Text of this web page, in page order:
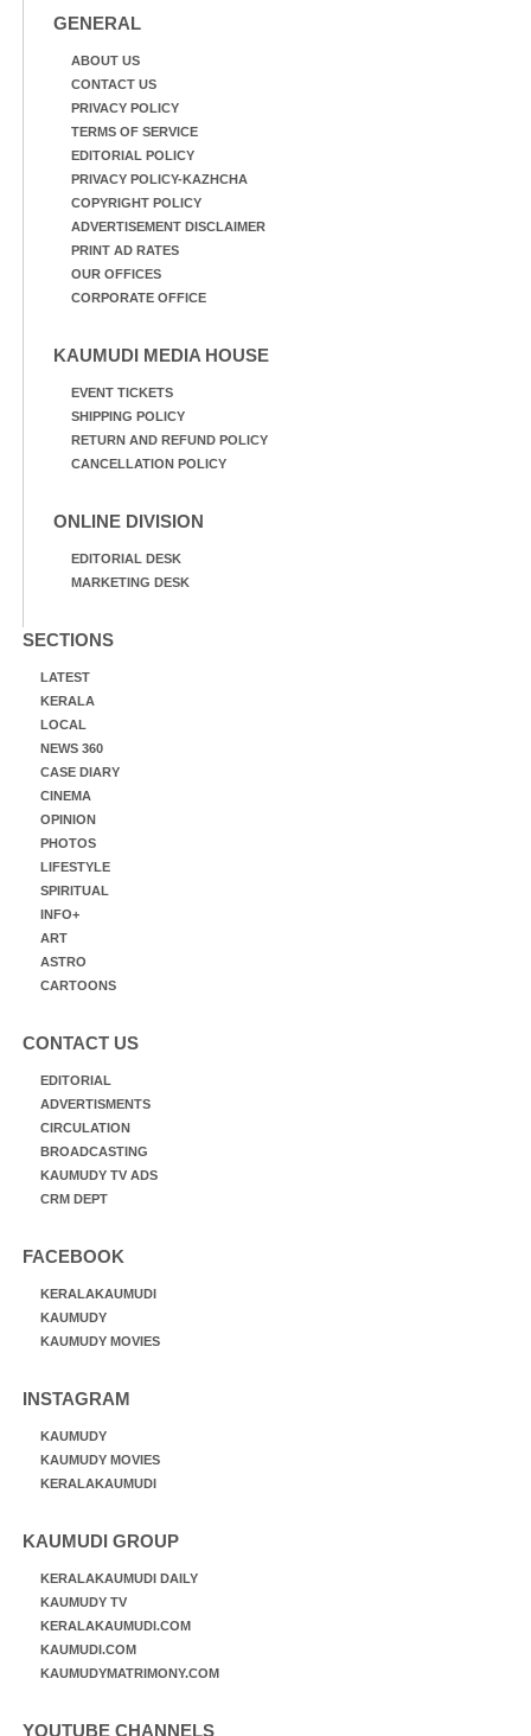
GENERAL
ABOUT US
CONTACT US
PRIVACY POLICY
TERMS OF SERVICE
EDITORIAL POLICY
PRIVACY POLICY-KAZHCHA
COPYRIGHT POLICY
ADVERTISEMENT DISCLAIMER
PRINT AD RATES
OUR OFFICES
CORPORATE OFFICE
KAUMUDI MEDIA HOUSE
EVENT TICKETS
SHIPPING POLICY
RETURN AND REFUND POLICY
CANCELLATION POLICY
ONLINE DIVISION
EDITORIAL DESK
MARKETING DESK
SECTIONS
LATEST
KERALA
LOCAL
NEWS 360
CASE DIARY
CINEMA
OPINION
PHOTOS
LIFESTYLE
SPIRITUAL
INFO+
ART
ASTRO
CARTOONS
CONTACT US
EDITORIAL
ADVERTISMENTS
CIRCULATION
BROADCASTING
KAUMUDY TV ADS
CRM DEPT
FACEBOOK
KERALAKAUMUDI
KAUMUDY
KAUMUDY MOVIES
INSTAGRAM
KAUMUDY
KAUMUDY MOVIES
KERALAKAUMUDI
KAUMUDI GROUP
KERALAKAUMUDI DAILY
KAUMUDY TV
KERALAKAUMUDI.COM
KAUMUDI.COM
KAUMUDYMATRIMONY.COM
YOUTUBE CHANNELS